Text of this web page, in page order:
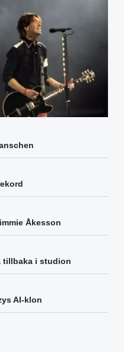
Åkesson
tillbaka i studion
AI-klon